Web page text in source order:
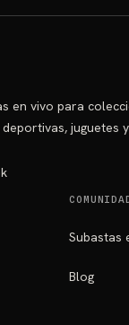
en vivo para
juguetes
Subastas
Blog